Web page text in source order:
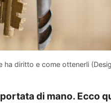
ha diritto e come ottenerli
di mano. Ecco